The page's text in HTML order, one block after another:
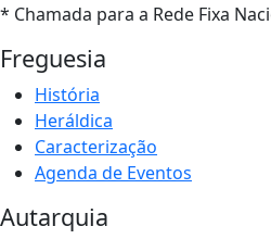
* Chamada para a Rede Fixa
Freguesia
História
Heráldica
Caracterização
Agenda de Eventos
Autarquia